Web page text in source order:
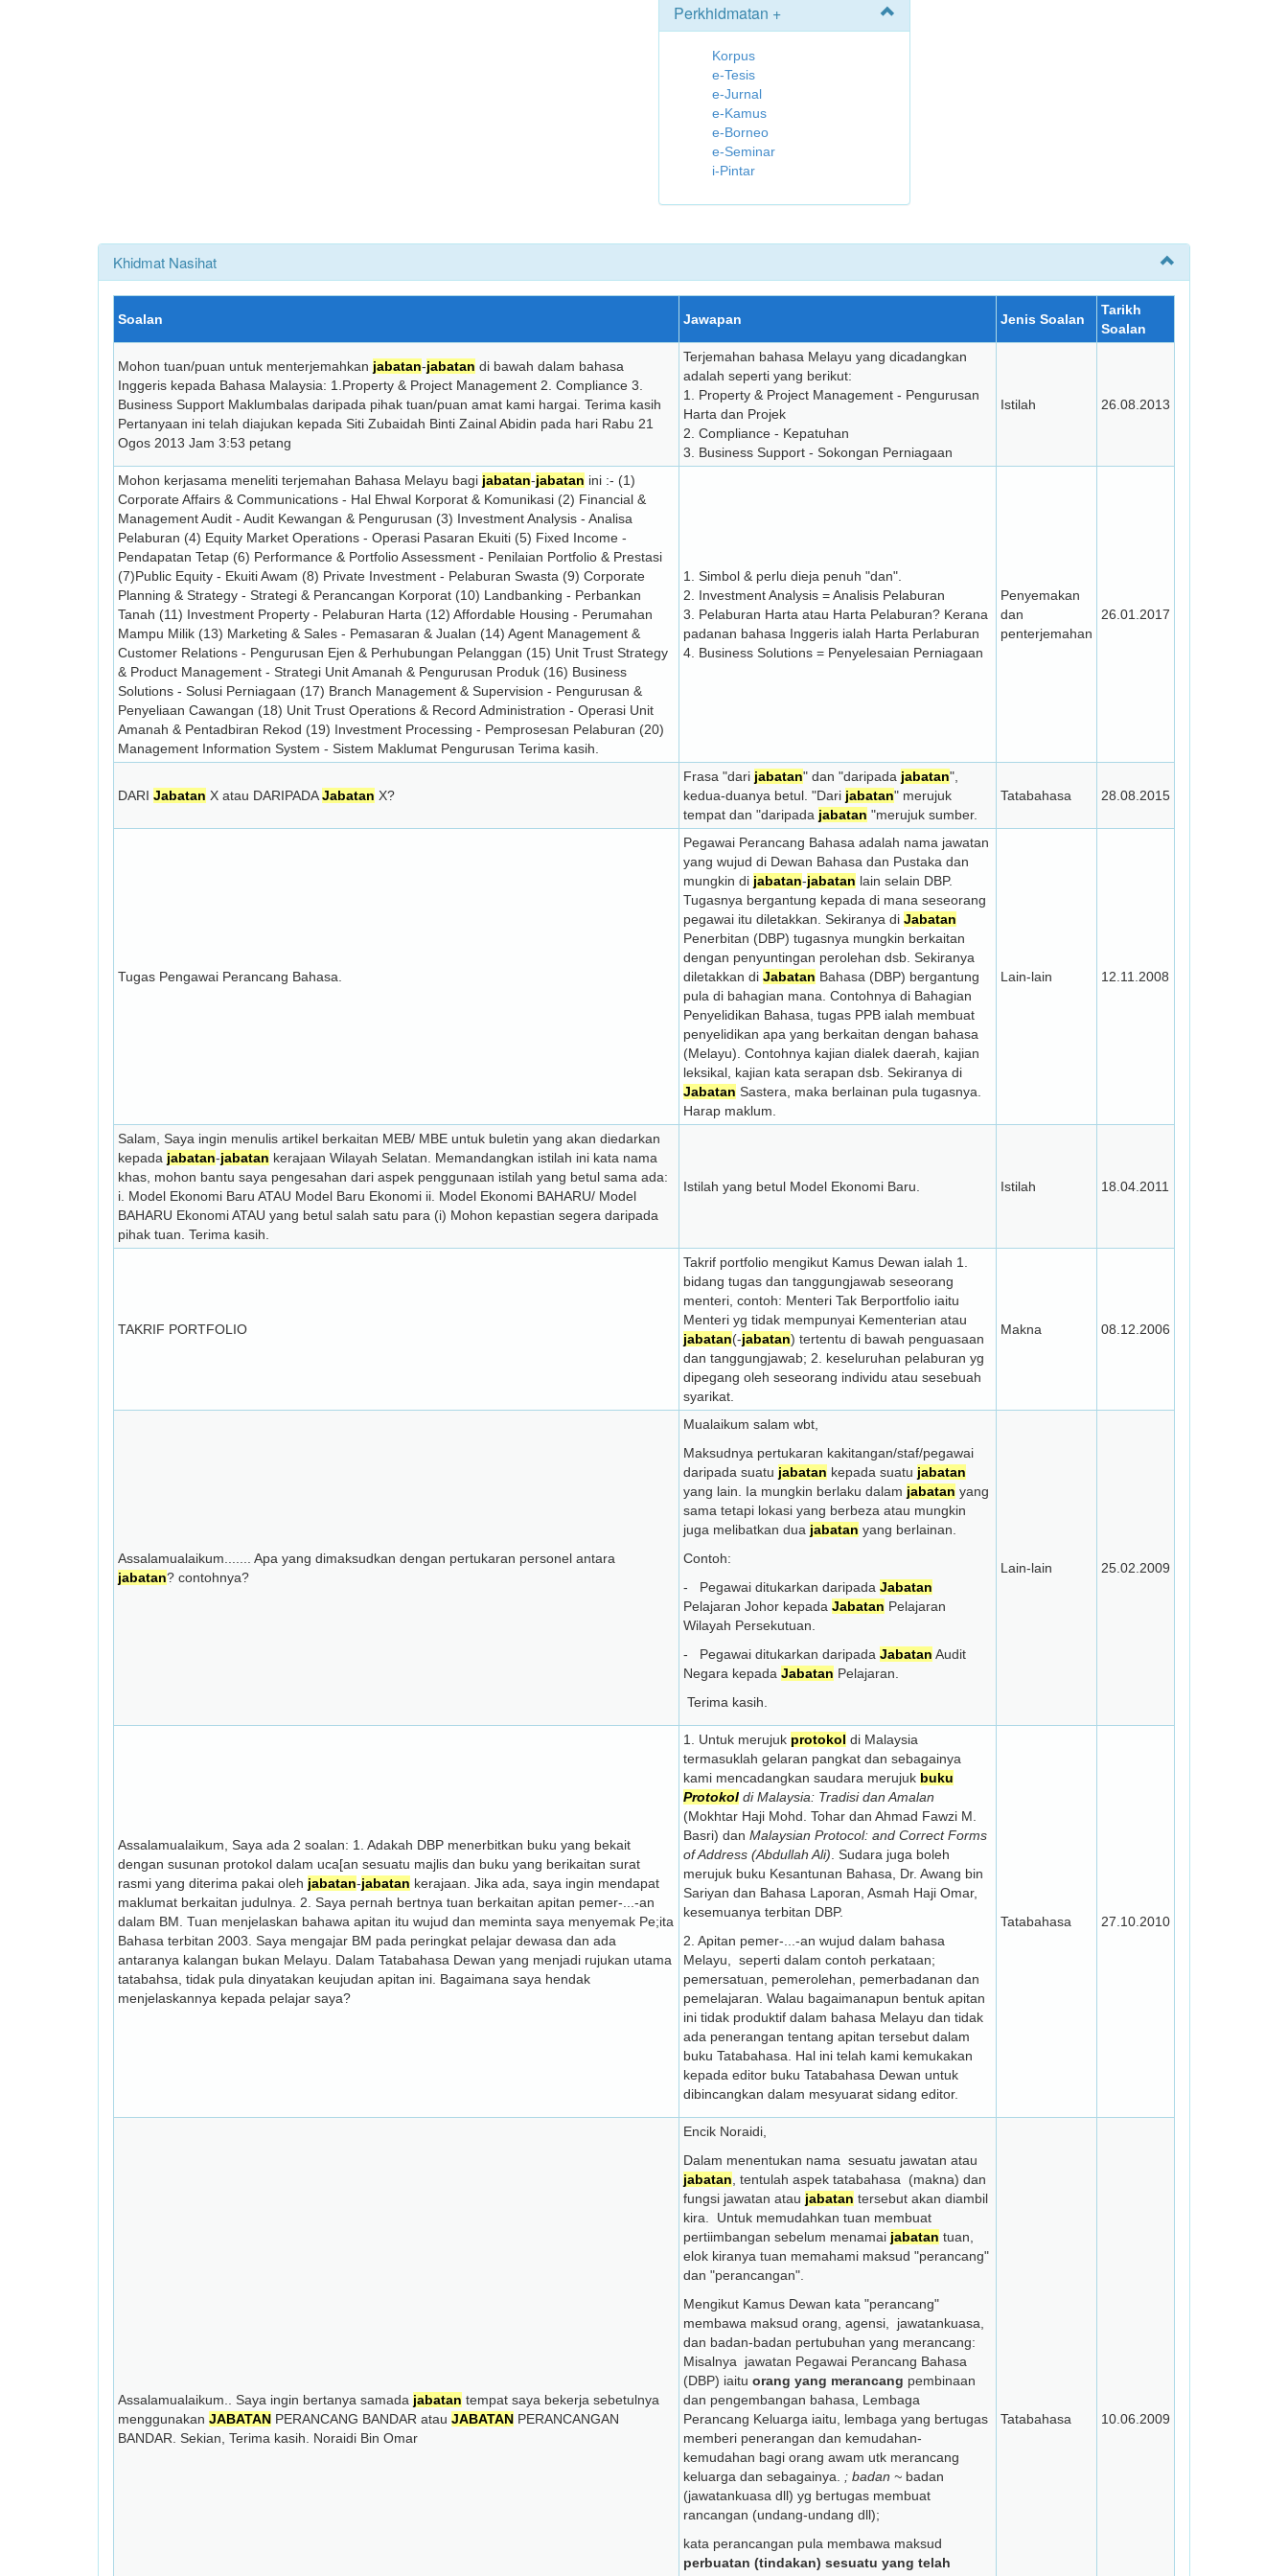
Perkhidmatan +
Korpus
e-Tesis
e-Jurnal
e-Kamus
e-Borneo
e-Seminar
i-Pintar
Khidmat Nasihat
Soalan Jawapan Jenis Soalan
Tarikh
Soalan
Mohon tuan/puan untuk menterjemahkan jabatan-jabatan di bawah dalam bahasa
Inggeris kepada Bahasa Malaysia: 1.Property & Project Management 2. Compliance 3.
Business Support Maklumbalas daripada pihak tuan/puan amat kami hargai. Terima kasih
Pertanyaan ini telah diajukan kepada Siti Zubaidah Binti Zainal Abidin pada hari Rabu 21
Ogos 2013 Jam 3:53 petang
Terjemahan bahasa Melayu yang dicadangkan
adalah seperti yang berikut:
1. Property & Project Management - Pengurusan
Harta dan Projek
2. Compliance - Kepatuhan
3. Business Support - Sokongan Perniagaan
Istilah 26.08.2013
Mohon kerjasama meneliti terjemahan Bahasa Melayu bagi jabatan-jabatan ini :- (1)
Corporate Affairs & Communications - Hal Ehwal Korporat & Komunikasi (2) Financial &
Management Audit - Audit Kewangan & Pengurusan (3) Investment Analysis - Analisa
Pelaburan (4) Equity Market Operations - Operasi Pasaran Ekuiti (5) Fixed Income -
Pendapatan Tetap (6) Performance & Portfolio Assessment - Penilaian Portfolio & Prestasi
(7)Public Equity - Ekuiti Awam (8) Private Investment - Pelaburan Swasta (9) Corporate
Planning & Strategy - Strategi & Perancangan Korporat (10) Landbanking - Perbankan
Tanah (11) Investment Property - Pelaburan Harta (12) Affordable Housing - Perumahan
Mampu Milik (13) Marketing & Sales - Pemasaran & Jualan (14) Agent Management &
Customer Relations - Pengurusan Ejen & Perhubungan Pelanggan (15) Unit Trust Strategy
& Product Management - Strategi Unit Amanah & Pengurusan Produk (16) Business
Solutions - Solusi Perniagaan (17) Branch Management & Supervision - Pengurusan &
Penyeliaan Cawangan (18) Unit Trust Operations & Record Administration - Operasi Unit
Amanah & Pentadbiran Rekod (19) Investment Processing - Pemprosesan Pelaburan (20)
Management Information System - Sistem Maklumat Pengurusan Terima kasih.
1. Simbol & perlu dieja penuh "dan".
2. Investment Analysis = Analisis Pelaburan
3. Pelaburan Harta atau Harta Pelaburan? Kerana
padanan bahasa Inggeris ialah Harta Perlaburan
4. Business Solutions = Penyelesaian Perniagaan
Penyemakan
dan
penterjemahan
26.01.2017
DARI Jabatan X atau DARIPADAJabatan X?
Frasa "dari jabatan" dan "daripada jabatan",
kedua-duanya betul. "Dari jabatan" merujuk
tempat dan "daripada jabatan "merujuk sumber.
Tatabahasa 28.08.2015
Tugas Pengawai Perancang Bahasa.
Pegawai Perancang Bahasa adalah nama jawatan
yang wujud di Dewan Bahasa dan Pustaka dan
mungkin di jabatan-jabatan lain selain DBP.
Tugasnya bergantung kepada di mana seseorang
pegawai itu diletakkan. Sekiranya di Jabatan
Penerbitan (DBP) tugasnya mungkin berkaitan
dengan penyuntingan perolehan dsb. Sekiranya
diletakkan di Jabatan Bahasa (DBP) bergantung
pula di bahagian mana. Contohnya di Bahagian
Penyelidikan Bahasa, tugas PPB ialah membuat
penyelidikan apa yang berkaitan dengan bahasa
(Melayu). Contohnya kajian dialek daerah, kajian
leksikal, kajian kata serapan dsb. Sekiranya di
Jabatan Sastera, maka berlainan pula tugasnya.
Harap maklum.
Lain-lain 12.11.2008
Salam, Saya ingin menulis artikel berkaitan MEB/ MBE untuk buletin yang akan diedarkan
kepada jabatan-jabatan kerajaan Wilayah Selatan. Memandangkan istilah ini kata nama
khas, mohon bantu saya pengesahan dari aspek penggunaan istilah yang betul sama ada:
i. Model Ekonomi Baru ATAU Model Baru Ekonomi ii. Model Ekonomi BAHARU/ Model
BAHARU Ekonomi ATAU yang betul salah satu para (i) Mohon kepastian segera daripada
pihak tuan. Terima kasih.
Istilah yang betul Model Ekonomi Baru. Istilah 18.04.2011
TAKRIF PORTFOLIO
Takrif portfolio mengikut Kamus Dewan ialah 1.
bidang tugas dan tanggungjawab seseorang
menteri, contoh: Menteri Tak Berportfolio iaitu
Menteri yg tidak mempunyai Kementerian atau
jabatan(-jabatan) tertentu di bawah penguasaan
dan tanggungjawab; 2. keseluruhan pelaburan yg
dipegang oleh seseorang individu atau sesebuah
syarikat.
Makna 08.12.2006
Assalamualaikum....... Apa yang dimaksudkan dengan pertukaran personel antara
jabatan? contohnya?
Mualaikum salam wbt,
Maksudnya pertukaran kakitangan/staf/pegawai
daripada suatu jabatan kepada suatu jabatan
yang lain. Ia mungkin berlaku dalam jabatan yang
sama tetapi lokasi yang berbeza atau mungkin
juga melibatkan dua jabatan yang berlainan.
Contoh:
- Pegawai ditukarkan daripada Jabatan
Pelajaran Johor kepada Jabatan Pelajaran
Wilayah Persekutuan.
- Pegawai ditukarkan daripada Jabatan Audit
Negara kepada Jabatan Pelajaran.
Terima kasih.
Lain-lain 25.02.2009
Assalamualaikum, Saya ada 2 soalan: 1. Adakah DBP menerbitkan buku yang bekait
dengan susunan protokol dalam uca[an sesuatu majlis dan buku yang berikaitan surat
rasmi yang diterima pakai oleh jabatan-jabatan kerajaan. Jika ada, saya ingin mendapat
maklumat berkaitan judulnya. 2. Saya pernah bertnya tuan berkaitan apitan pemer-...-an
dalam BM. Tuan menjelaskan bahawa apitan itu wujud dan meminta saya menyemak Pe;ita
Bahasa terbitan 2003. Saya mengajar BM pada peringkat pelajar dewasa dan ada
antaranya kalangan bukan Melayu. Dalam Tatabahasa Dewan yang menjadi rujukan utama
tatabahsa, tidak pula dinyatakan keujudan apitan ini. Bagaimana saya hendak
menjelaskannya kepada pelajar saya?
1. Untuk merujuk protokol di Malaysia
termasuklah gelaran pangkat dan sebagainya
kami mencadangkan saudara merujuk buku
Protokol di Malaysia: Tradisi dan Amalan
(Mokhtar Haji Mohd. Tohar dan Ahmad Fawzi M.
Basri) dan Malaysian Protocol: and Correct Forms
of Address (Abdullah Ali) . Sudara juga boleh
merujuk buku Kesantunan Bahasa, Dr. Awang bin
Sariyan dan Bahasa Laporan, Asmah Haji Omar,
kesemuanya terbitan DBP.
2. Apitan pemer-...-an wujud dalam bahasa
Melayu, seperti dalam contoh perkataan;
pemersatuan, pemerolehan, pemerbadanan dan
pemelajaran. Walau bagaimanapun bentuk apitan
ini tidak produktif dalam bahasa Melayu dan tidak
ada penerangan tentang apitan tersebut dalam
buku Tatabahasa. Hal ini telah kami kemukakan
kepada editor buku Tatabahasa Dewan untuk
dibincangkan dalam mesyuarat sidang editor.
Tatabahasa 27.10.2010
Assalamualaikum.. Saya ingin bertanya samada jabatan tempat saya bekerja sebetulnya
menggunakan JABATAN PERANCANG BANDAR atau JABATAN PERANCANGAN
BANDAR. Sekian, Terima kasih. Noraidi Bin Omar
Encik Noraidi,
Dalam menentukan nama sesuatu jawatan atau
jabatan , tentulah aspek tatabahasa (makna) dan
fungsi jawatan atau jabatan tersebut akan diambil
kira. Untuk memudahkan tuan membuat
pertiimbangan sebelum menamai jabatan tuan,
elok kiranya tuan memahami maksud "perancang"
dan "perancangan".
Mengikut Kamus Dewan kata "perancang"
membawa maksud orang, agensi, jawatankuasa,
dan badan-badan pertubuhan yang merancang:
Misalnya jawatan Pegawai Perancang Bahasa
(DBP) iaitu orang yang merancang pembinaan
dan pengembangan bahasa, Lembaga
Perancang Keluarga iaitu, lembaga yang bertugas
memberi penerangan dan kemudahan-
kemudahan bagi orang awam utk merancang
keluarga dan sebagainya.
; badan ~ badan
(jawatankuasa dll) yg bertugas membuat
rancangan (undang-undang dll);
kata perancangan pula membawa maksud
perbuatan (tindakan) sesuatu yang telah
Tatabahasa 10.06.2009